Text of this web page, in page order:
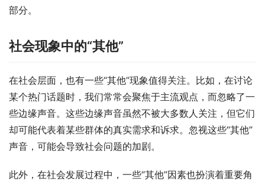
部分。
社会现象中的“其他”
在社会层面，也有一些“其他”现象值得关注。比如，在讨论
某个热门话题时，我们常常会聚焦于主流观点，而忽略了一
些边缘声音。这些边缘声音虽然不被大多数人关注，但它们
却可能代表着某些群体的真实需求和诉求。忽视这些“其他”
声音，可能会导致社会问题的加剧。
此外，在社会发展过程中，一些“其他”因素也扮演着重要角